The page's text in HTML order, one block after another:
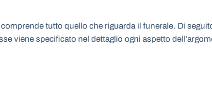
tutto quello che riguarda il funerale. Di
viene specificato nel dettaglio ogni aspetto